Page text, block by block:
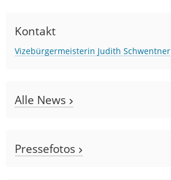
Kontakt
Vizebürgermeisterin Judith Schwentner
Alle News
Pressefotos